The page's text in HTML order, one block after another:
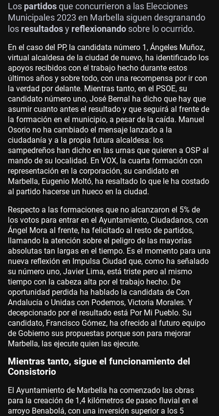
Los partidosque concurrieron a las Elecciones
Municipales 2023 en Marbella siguen desgranando
los resultadosy reflexionando sobre lo ocurrido.
En el caso del PP, la candidata número 1, Ángeles Muñoz,
virtual alcaldesa de la ciudad de nuevo, ha identificado los
apoyos recibidos con el trabajo hecho durante estos
últimos años y sobre todo, con una recompensa por ir con
la verdad por delante. Mientras tanto, en el PSOE, su
candidato número uno, José Bernal ha dicho que hay que
asumir cuanto antes el resultado y que seguirá al frente de
la formación en el municipio, a pesar de la caída. Manuel
Osorio no ha cambiado el mensaje lanzado a la
ciudadanía y a la propia futura alcaldesa: los
sampedreños han dicho en las urnas que quieren a OSP al
mando de su localidad. En VOX, la cuarta formación con
representación en la corporación, su candidato en
Marbella, Eugenio Moltó, ha resaltado lo que le ha costado
al partido hacerse un hueco en la ciudad.
Respecto a las formaciones que no alcanzaron el 5% de
los votos para entrar en el Ayuntamiento, Ciudadanos, con
Ángel Mora al frente, ha felicitado al resto de partidos,
llamando la atención sobre el peligro de las mayorías
absolutas tan largas en el tiempo. Es el momento para una
nueva reflexión en Impulsa Ciudad que, como ha señalado
su número uno, Javier Lima, está triste pero al mismo
tiempo con la cabeza alta por el trabajo hecho. De
oportunidad perdida ha hablado la candidata de Con
Andalucía o Unidas con Podemos, Victoria Morales. Y
decepcionado por el resultado está Por Mi Pueblo. Su
candidato, Francisco Gómez, ha ofrecido al futuro equipo
de Gobierno sus propuestas porque son para mejorar
Marbella, las ejecute quien las ejecute.
Mientras tanto, sigue el funcionamiento del
Consistorio
El Ayuntamiento de Marbella ha comenzado las obras
para la creación de 1,4 kilómetros de paseo fluvial en el
arroyo Benabolá, con una inversión superior a los 5